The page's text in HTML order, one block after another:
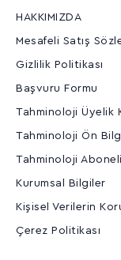
HAKKIMIZDA
Mesafeli Satış
Gizlilik Politikası
Başvuru Formu
Tahminoloji Üyelik
Tahminoloji Ön
Tahminoloji
Kurumsal Bilgiler
Kişisel Verilerin
Çerez Politikası